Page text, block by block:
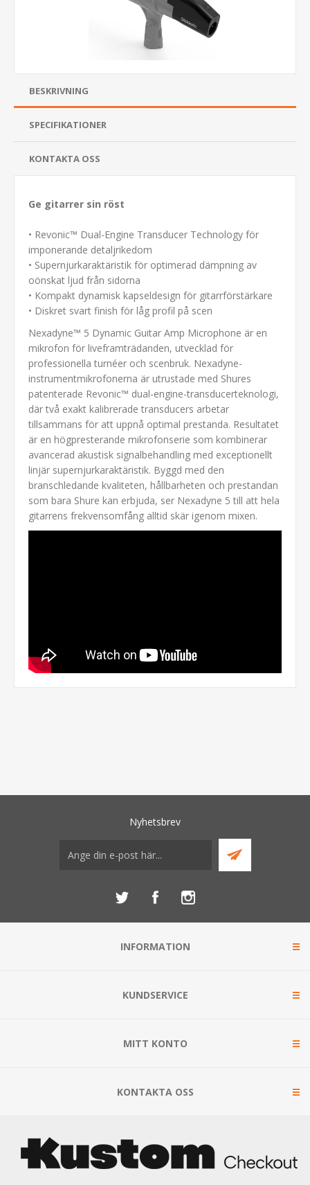
BESKRIVNING
SPECIFIKATIONER
KONTAKTA OSS
Ge gitarrer sin röst
• Revonic™ Dual-Engine Transducer Technology för
imponerande detaljrikedom
• Supernjurkaraktäristik för optimerad dämpning av
oönskat ljud från sidorna
• Kompakt dynamisk kapseldesign för gitarrförstärkare
• Diskret svart finish för låg profil på scen
Nexadyne™ 5 Dynamic Guitar Amp Microphone är en
mikrofon för liveframträdanden, utvecklad för
professionella turnéer och scenbruk. Nexadyne-
instrumentmikrofonerna är utrustade med Shures
patenterade Revonic™ dual-engine-transducerteknologi,
där två exakt kalibrerade transducers arbetar
tillsammans för att uppnå optimal prestanda. Resultatet
är en högpresterande mikrofonserie som kombinerar
avancerad akustisk signalbehandling med exceptionellt
linjär supernjurkaraktäristik. Byggd med den
branschledande kvaliteten, hållbarheten och prestandan
som bara Shure kan erbjuda, ser Nexadyne 5 till att hela
gitarrens frekvensomfång alltid skär igenom mixen.
Nyhetsbrev
INFORMATION
KUNDSERVICE
MITT KONTO
KONTAKTA OSS